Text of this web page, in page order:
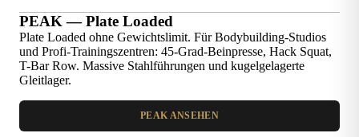
PEAK — Plate Loaded
Plate Loaded ohne Gewichtslimit. Für Bodybuilding-Studios
und Profi-Trainingszentren: 45-Grad-Beinpresse, Hack Squat,
T-Bar Row. Massive Stahlführungen und kugelgelagerte
Gleitlager.
PEAK ANSEHEN